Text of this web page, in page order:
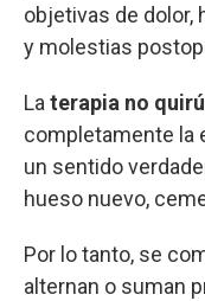
objetivas de dolor,
y molestias
La terapia no
completamente la
un sentido
hueso nuevo,
Por lo tanto, se
alternan o suman